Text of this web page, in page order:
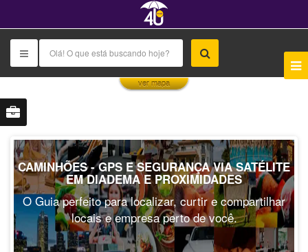
ver mapa
CAMINHÕES - GPS E SEGURANÇA VIA SATÉLITE
EM DIADEMA E PROXIMIDADES
O Guia perfeito para localizar, curtir e compartilhar
locais e empresa perto de você.